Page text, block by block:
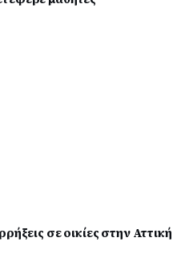
σε οικίες στην Αττική